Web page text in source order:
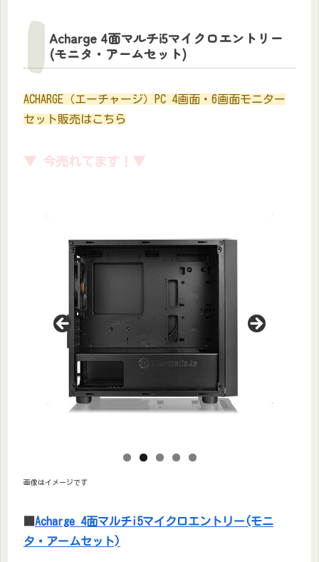
Acharge 4面マルチi5マイクロエントリー
(モニタ・アームセット)
ACHARGE（エーチャージ）PC 4画面・6画面モニター
セット販売はこちら
▼ 今売れてます！▼
画像はイメージです
Acharge 4面マルチi5マイクロエントリー(モニ
タ・アームセット)